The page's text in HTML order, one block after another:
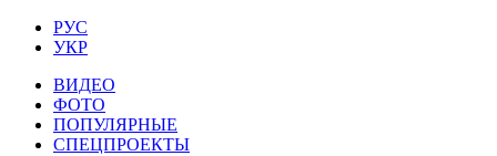
РУС
УКР
ВИДЕО
ФОТО
ПОПУЛЯРНЫЕ
СПЕЦПРОЕКТЫ